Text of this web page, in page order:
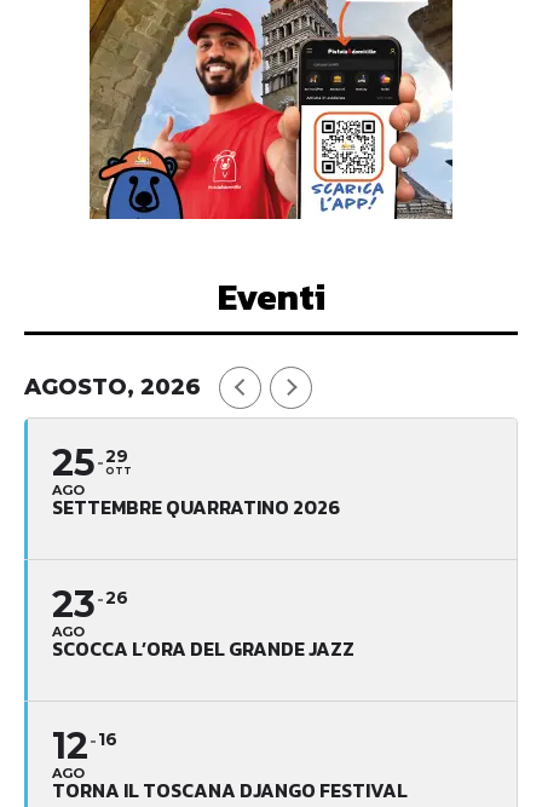
Eventi
AGOSTO, 2026
25
AGO
29
OTT
SETTEMBRE QUARRATINO 2026
23
AGO
26
SCOCCA L’ORA DEL GRANDE JAZZ
12
AGO
16
TORNA IL TOSCANA DJANGO FESTIVAL